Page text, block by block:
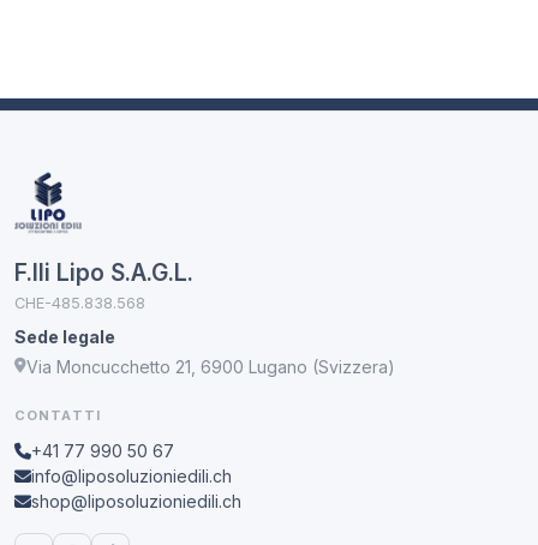
F.lli Lipo S.A.G.L.
CHE-485.838.568
Sede legale
Via Moncucchetto 21, 6900 Lugano (Svizzera)
CONTATTI
+41 77 990 50 67
info@liposoluzioniedili.ch
shop@liposoluzioniedili.ch